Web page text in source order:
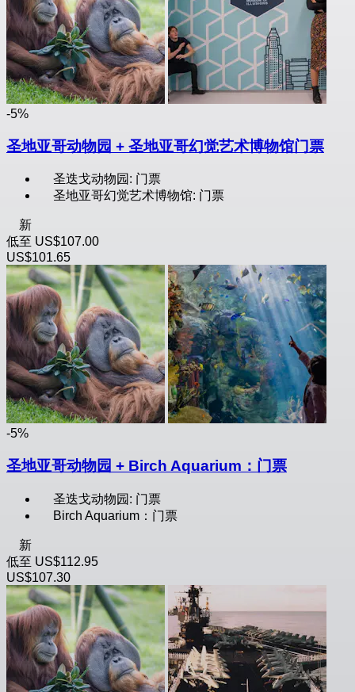
-5%
圣地亚哥动物园 + 圣地亚哥幻觉艺术博物馆门票
圣迭戈动物园: 门票
圣地亚哥幻觉艺术博物馆: 门票
新
低至 US$107.00
US$101.65
-5%
圣地亚哥动物园 + Birch Aquarium：门票
圣迭戈动物园: 门票
Birch Aquarium：门票
新
低至 US$112.95
US$107.30